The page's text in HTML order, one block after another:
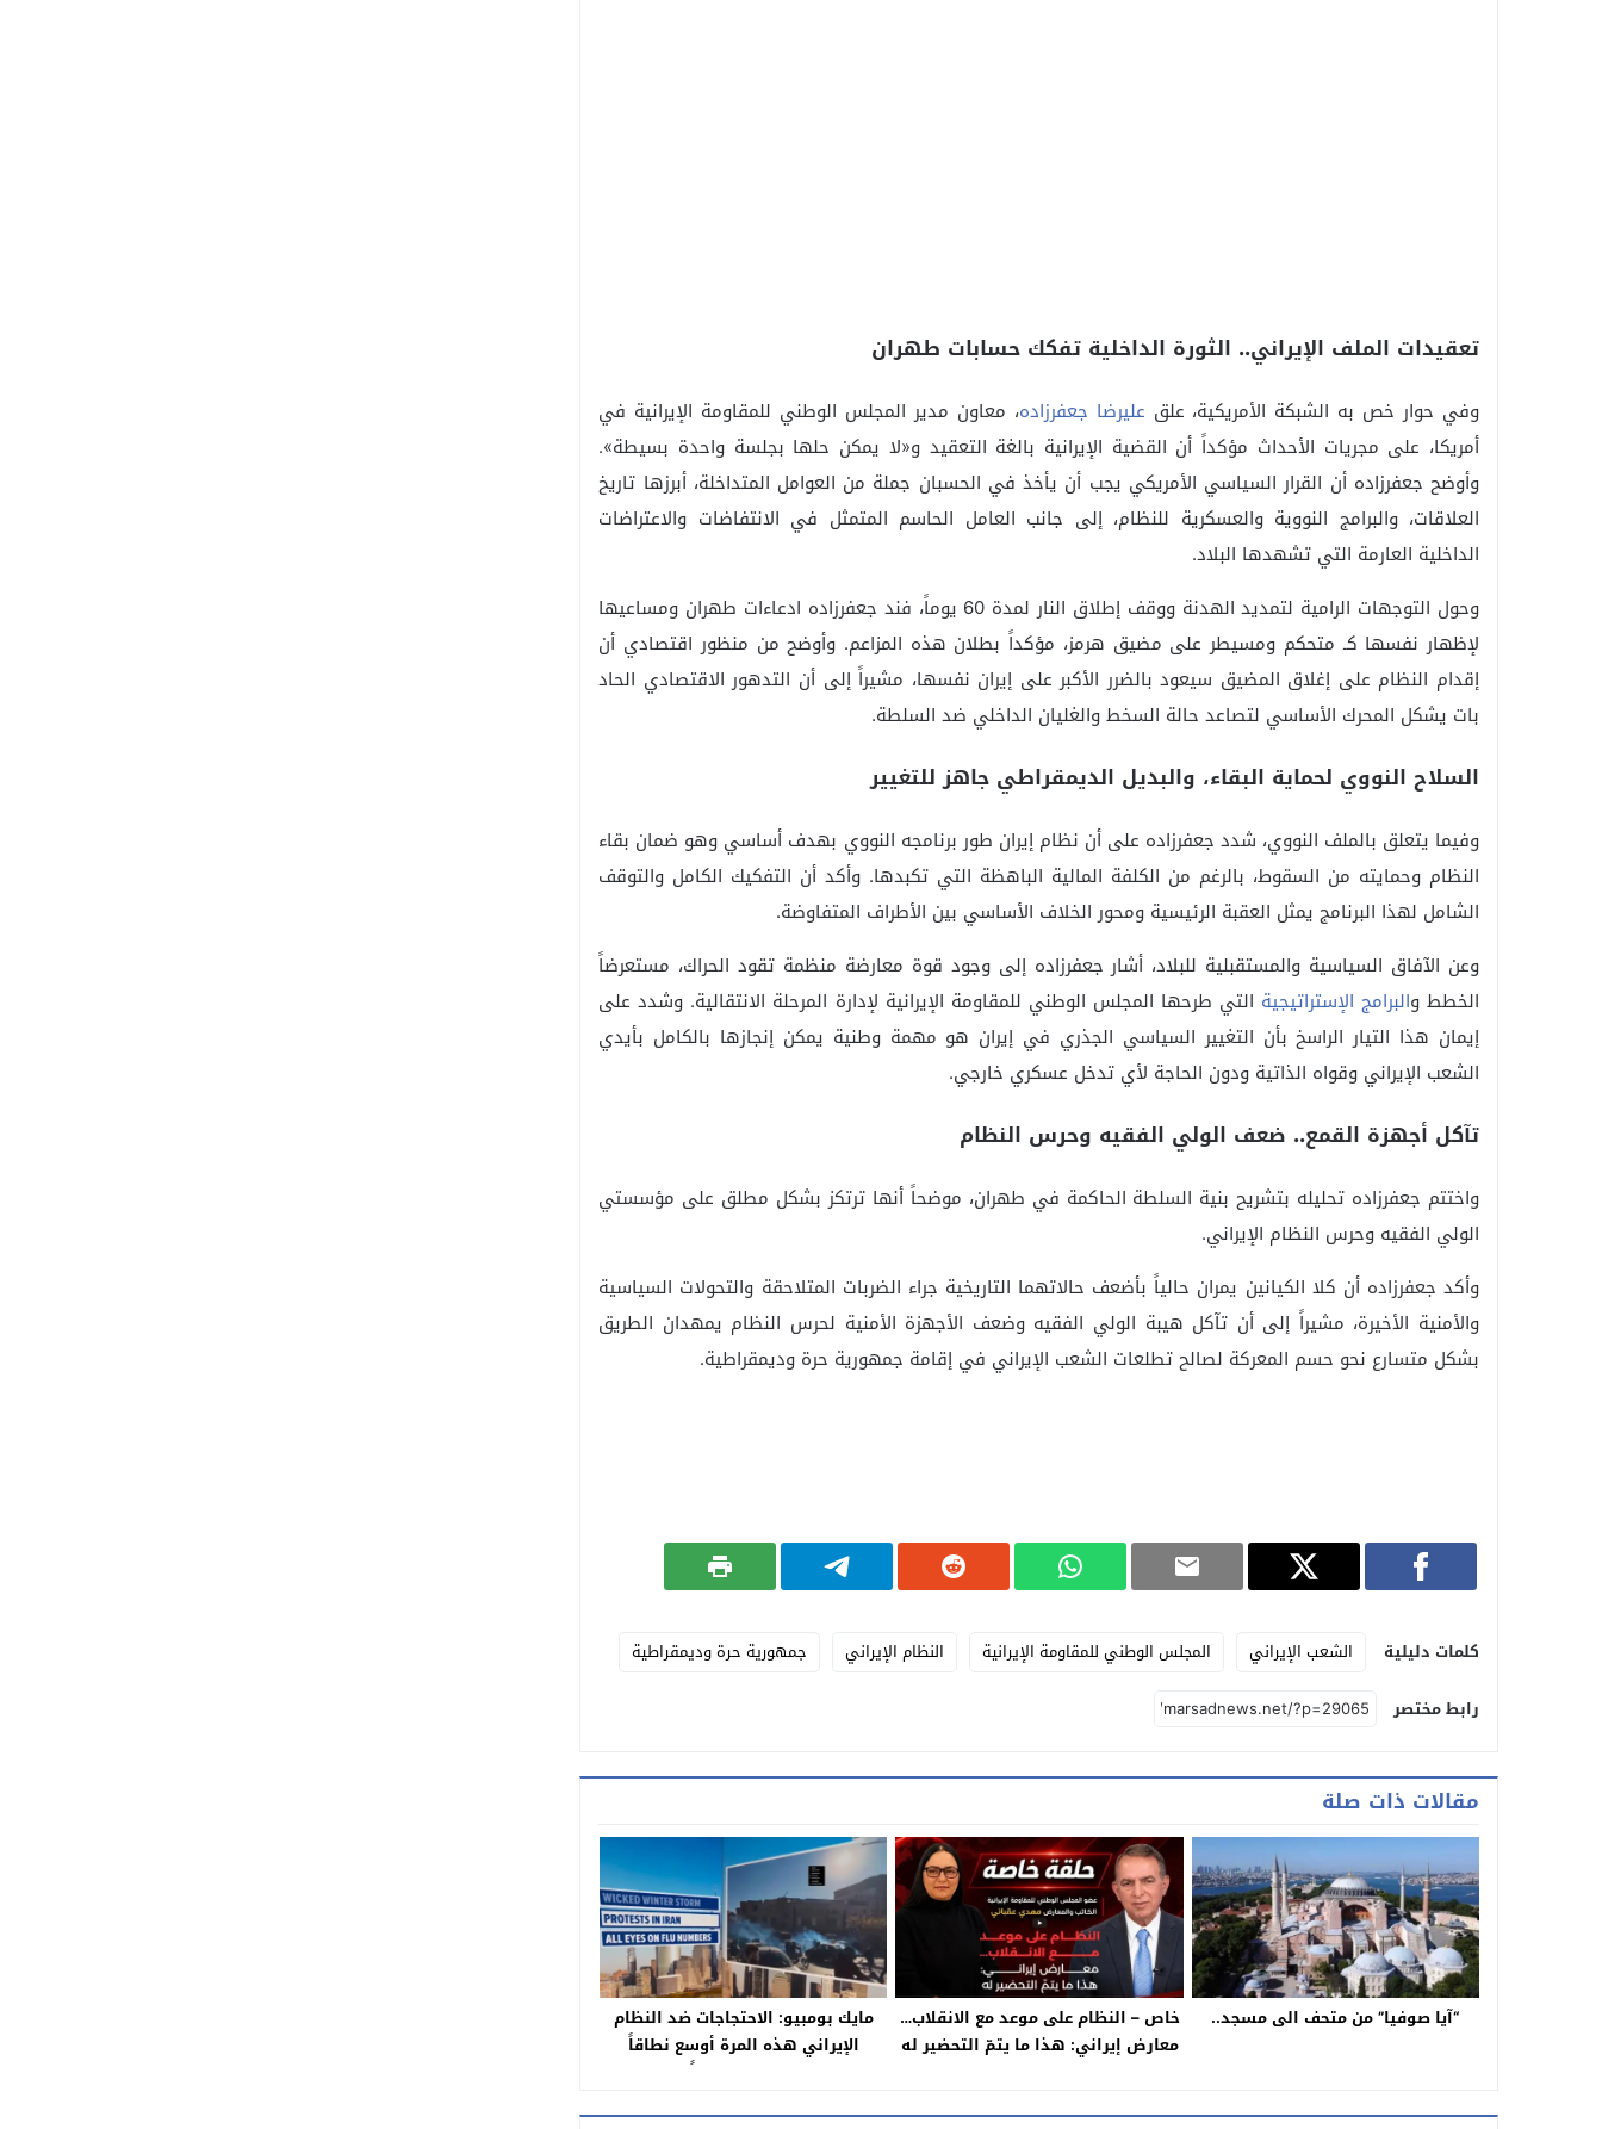
تعقيدات الملف الإيراني.. الثورة الداخلية تفكك حسابات طهران
وفي حوار خص به الشبكة الأمريكية، علق عليرضا جعفرزاده، معاون مدير المجلس الوطني للمقاومة الإيرانية في
أمريكا، على مجريات الأحداث مؤكداً أن القضية الإيرانية بالغة التعقيد و«لا يمكن حلها بجلسة واحدة بسيطة».
وأوضح جعفرزاده أن القرار السياسي الأمريكي يجب أن يأخذ في الحسبان جملة من العوامل المتداخلة، أبرزها تاريخ
العلاقات، والبرامج النووية والعسكرية للنظام، إلى جانب العامل الحاسم المتمثل في الانتفاضات والاعتراضات
الداخلية العارمة التي تشهدها البلاد.
وحول التوجهات الرامية لتمديد الهدنة ووقف إطلاق النار لمدة 60 يوماً، فند جعفرزاده ادعاءات طهران ومساعيها
لإظهار نفسها كـ متحكم ومسيطر على مضيق هرمز، مؤكداً بطلان هذه المزاعم. وأوضح من منظور اقتصادي أن
إقدام النظام على إغلاق المضيق سيعود بالضرر الأكبر على إيران نفسها، مشيراً إلى أن التدهور الاقتصادي الحاد
بات يشكل المحرك الأساسي لتصاعد حالة السخط والغليان الداخلي ضد السلطة.
السلاح النووي لحماية البقاء، والبديل الديمقراطي جاهز للتغيير
وفيما يتعلق بالملف النووي، شدد جعفرزاده على أن نظام إيران طور برنامجه النووي بهدف أساسي وهو ضمان بقاء
النظام وحمايته من السقوط، بالرغم من الكلفة المالية الباهظة التي تكبدها. وأكد أن التفكيك الكامل والتوقف
الشامل لهذا البرنامج يمثل العقبة الرئيسية ومحور الخلاف الأساسي بين الأطراف المتفاوضة.
وعن الآفاق السياسية والمستقبلية للبلاد، أشار جعفرزاده إلى وجود قوة معارضة منظمة تقود الحراك، مستعرضاً
الخطط والبرامج الإستراتيجية التي طرحها المجلس الوطني للمقاومة الإيرانية لإدارة المرحلة الانتقالية. وشدد على
إيمان هذا التيار الراسخ بأن التغيير السياسي الجذري في إيران هو مهمة وطنية يمكن إنجازها بالكامل بأيدي
الشعب الإيراني وقواه الذاتية ودون الحاجة لأي تدخل عسكري خارجي.
تآكل أجهزة القمع.. ضعف الولي الفقيه وحرس النظام
واختتم جعفرزاده تحليله بتشريح بنية السلطة الحاكمة في طهران، موضحاً أنها ترتكز بشكل مطلق على مؤسستي
الولي الفقيه وحرس النظام الإيراني.
وأكد جعفرزاده أن كلا الكيانين يمران حالياً بأضعف حالاتهما التاريخية جراء الضربات المتلاحقة والتحولات السياسية
والأمنية الأخيرة، مشيراً إلى أن تآكل هيبة الولي الفقيه وضعف الأجهزة الأمنية لحرس النظام يمهدان الطريق
بشكل متسارع نحو حسم المعركة لصالح تطلعات الشعب الإيراني في إقامة جمهورية حرة وديمقراطية.
كلمات دليلية الشعب الإيراني المجلس الوطني للمقاومة الإيرانية النظام الإيراني
جمهورية حرة وديمقراطية
رابط مختصر
مقالات ذات صلة
“آيا صوفيا” من متحف الى مسجد..
خاص – النظام على موعد مع الانقلاب…
معارض إيراني: هذا ما يتمّ التحضير له
مايك بومبيو: الاحتجاجات ضد النظام
الإيراني هذه المرة أوسع نطاقاً
ومختلفة جذرياً